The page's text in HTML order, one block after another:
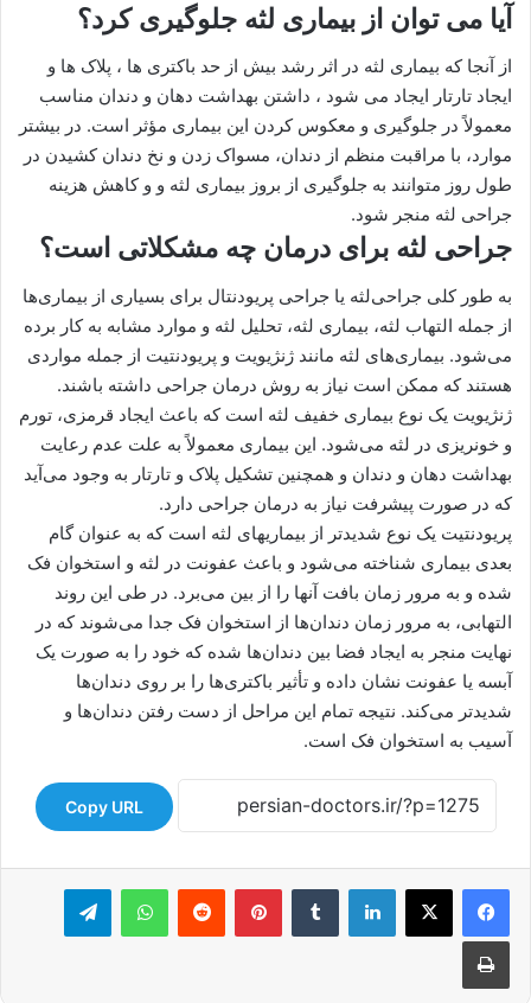
آیا می توان از بیماری لثه جلوگیری کرد؟
از آنجا که بیماری لثه در اثر رشد بیش از حد باکتری ها ، پلاک ها و
ایجاد تارتار ایجاد می شود ، داشتن بهداشت دهان و دندان مناسب
معمولاً در جلوگیری و معکوس کردن این بیماری مؤثر است. در بیشتر
موارد، با مراقبت منظم از دندان، مسواک زدن و نخ دندان کشیدن در
طول روز متوانند به جلوگیری از بروز بیماری لثه و و کاهش هزینه
جراحی لثه منجر شود.
جراحی لثه برای درمان چه مشکلاتی است؟
به طور کلی جراحی‌لثه یا جراحی پریودنتال برای بسیاری از بیماری‌ها
از جمله التهاب لثه، بیماری لثه، تحلیل لثه و موارد مشابه به کار برده
می‌شود. بیماری‌های لثه مانند ژنژیویت و پریودنتیت از جمله مواردی
هستند که ممکن است نیاز به روش درمان جراحی داشته باشند.
ژنژیویت یک نوع بیماری خفیف لثه است که باعث ایجاد قرمزی، تورم
و خونریزی در لثه می‌شود. این بیماری معمولاً به علت عدم رعایت
بهداشت دهان و دندان و همچنین تشکیل پلاک و تارتار به وجود می‌آید
که در صورت پیشرفت نیاز به درمان جراحی دارد.
پریودنتیت یک نوع شدیدتر از بیماریهای لثه است که به عنوان گام
بعدی بیماری شناخته می‌شود و باعث عفونت در لثه و استخوان فک
شده و به مرور زمان بافت آنها را از بین می‌برد. در طی این روند
التهابی، به مرور زمان دندان‌ها از استخوان فک جدا می‌شوند که در
نهایت منجر به ایجاد فضا بین دندان‌ها شده که خود را به صورت یک
آبسه یا عفونت نشان داده و تأثیر باکتری‌ها را بر روی دندان‌ها
شدیدتر می‌کند. نتیجه تمام این مراحل از دست رفتن دندان‌ها و
آسیب به استخوان فک است.
Copy URL
لینکدین ‫تامبلر ‫پین‌ترست‫رددیت واتس آپ تلگرام
چاپ